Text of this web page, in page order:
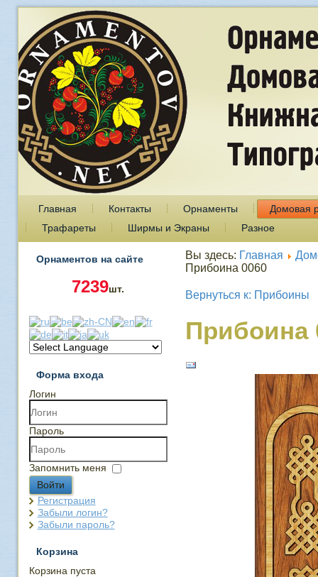
Главная Контакты Орнаменты
Домовая
Трафареты
Ширмы и Экраны Разное
Орнаментов на сайте
7239шт.
Форма входа
Логин
Пароль
Запомнить меня
Войти
Регистрация
Забыли логин?
Забыли пароль?
Корзина
Корзина пуста
Вы здесь: Главная
Прибоина 0060
Вернуться к: Прибоины
Прибоина